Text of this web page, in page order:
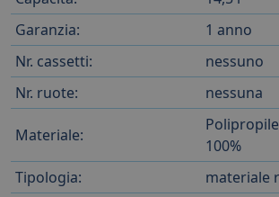
Garanzia:
1 anno
Nr. cassetti:
nessuno
Nr. ruote:
nessuna
Materiale:
100%
Tipologia:
materiale